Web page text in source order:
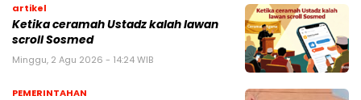
artikel
Ketika ceramah Ustadz kalah lawan
scroll Sosmed
Minggu, 2 Agu 2026 - 14:24 WIB
PEMERINTAHAN